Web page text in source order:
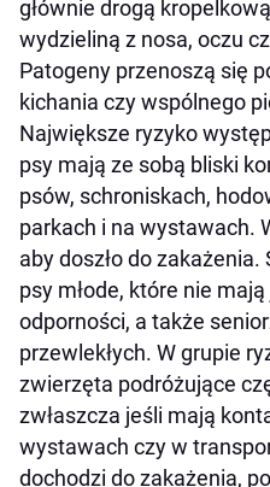
głównie drogą
wydzieliną z nosa, oczu
Patogeny przenoszą się
kichania czy wspólnego
Największe ryzyko
psy mają ze sobą bliski
psów, schroniskach,
parkach i na wystawach.
aby doszło do
psy młode, które nie
odporności, a także
przewlekłych. W grupie
zwierzęta podróżujące
zwłaszcza jeśli mają
wystawach czy w
dochodzi do zakażenia,